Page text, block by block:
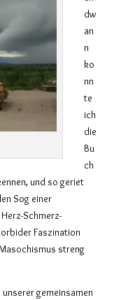
dw
an
n
ko
nn
te
ich
die
Bu
ch
und so geriet
Sog einer
Schmerz-
Faszination
streng
gemeinsamen